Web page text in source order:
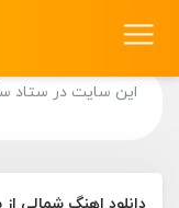
این سایت در ستاد